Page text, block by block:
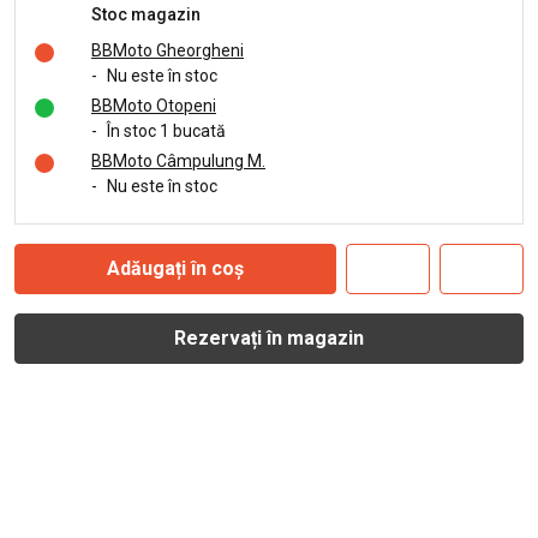
Stoc magazin
BBMoto Gheorgheni
-
Nu este în stoc
BBMoto Otopeni
-
În stoc 1 bucată
BBMoto Câmpulung M.
-
Nu este în stoc
Adăugați în coș
Rezervați în magazin